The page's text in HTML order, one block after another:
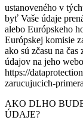
ustanoveného v
byť Vaše údaje
alebo Európskeho
Európskej komisie
ako sú zčasu na
údajov na jeho
https://
zarucujucich-
AKO DLHO
ÚDAJE?